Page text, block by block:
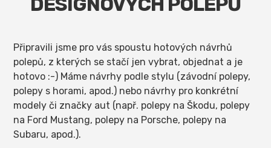
Připravili jsme pro vás spoustu hotových návrhů
polepů, z kterých se stačí jen vybrat, objednat a je
hotovo :-) Máme návrhy podle stylu (závodní polepy,
polepy s horami, apod.) nebo návrhy pro konkrétní
modely či značky aut (např. polepy na Škodu, polepy
na Ford Mustang, polepy na Porsche, polepy na
Subaru, apod.).